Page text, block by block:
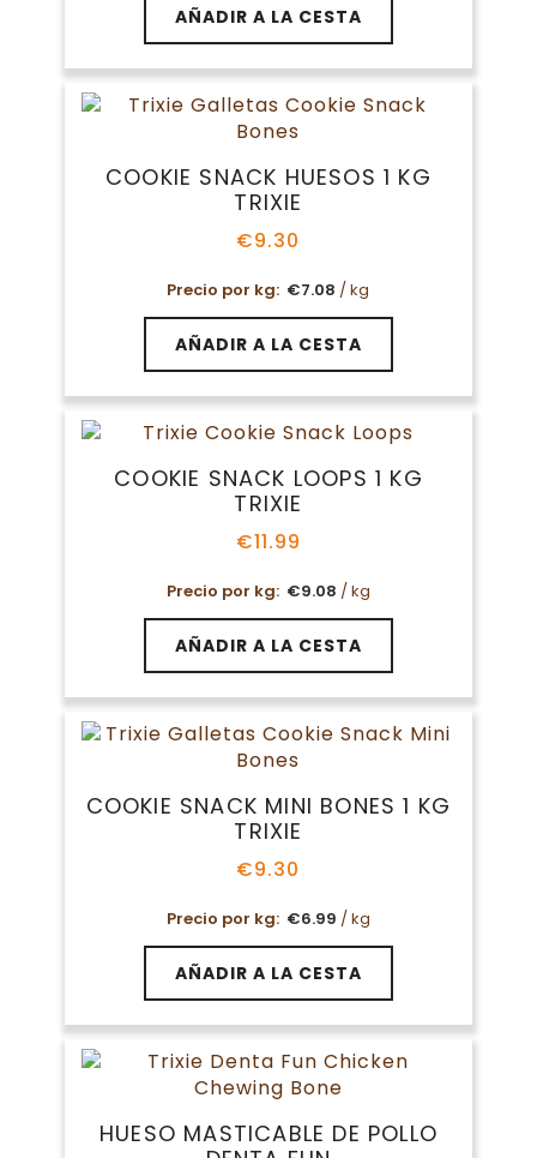
AÑADIR A LA CESTA
COOKIE SNACK HUESOS 1 KG
TRIXIE
€9.30
Precio por kg: €7.08 / kg
AÑADIR A LA CESTA
COOKIE SNACK LOOPS 1 KG
TRIXIE
€11.99
Precio por kg: €9.08 / kg
AÑADIR A LA CESTA
COOKIE SNACK MINI BONES 1 KG
TRIXIE
€9.30
Precio por kg: €6.99 / kg
AÑADIR A LA CESTA
HUESO MASTICABLE DE POLLO